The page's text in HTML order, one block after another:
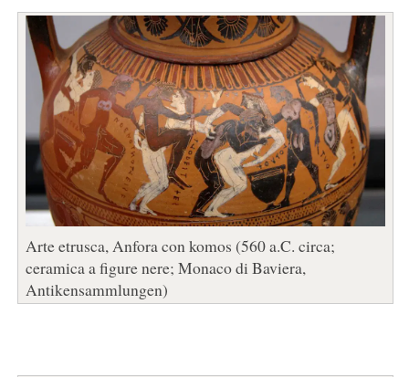
Arte etrusca, Anfora con komos (560 a.C. circa;
ceramica a figure nere; Monaco di Baviera,
Antikensammlungen)